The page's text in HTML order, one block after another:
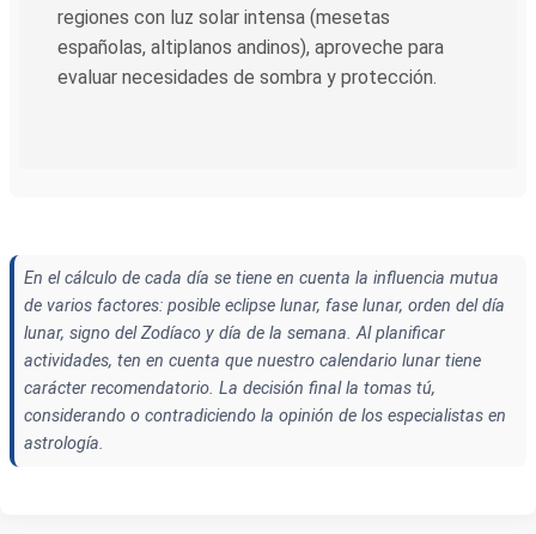
regiones con luz solar intensa (mesetas
españolas, altiplanos andinos), aproveche para
evaluar necesidades de sombra y protección.
En el cálculo de cada día se tiene en cuenta la influencia mutua
de varios factores: posible eclipse lunar, fase lunar, orden del día
lunar, signo del Zodíaco y día de la semana. Al planificar
actividades, ten en cuenta que nuestro calendario lunar tiene
carácter recomendatorio. La decisión final la tomas tú,
considerando o contradiciendo la opinión de los especialistas en
astrología.